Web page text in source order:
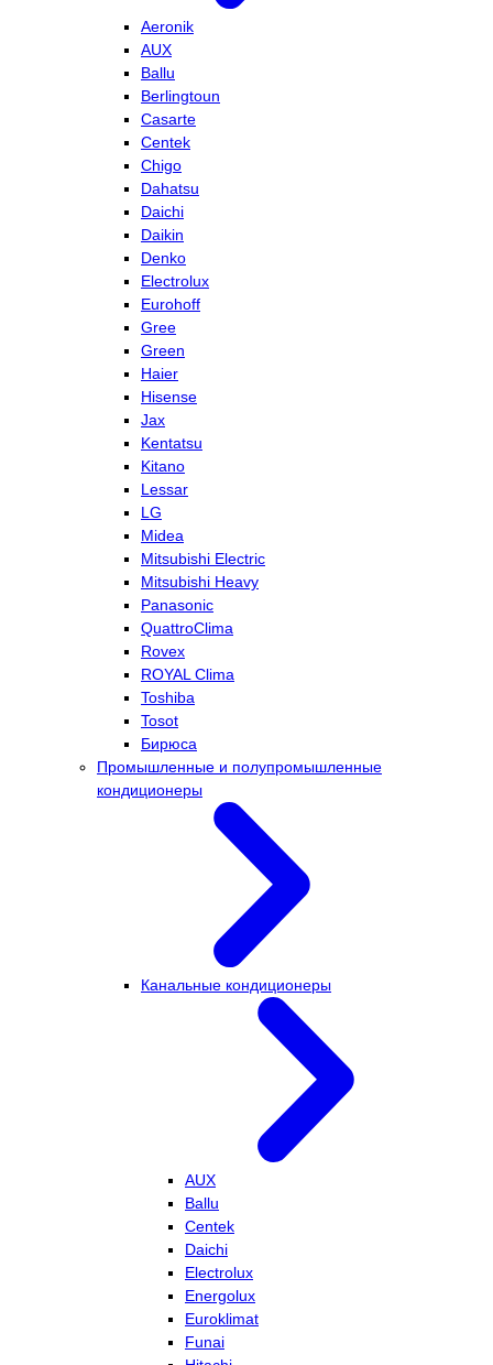
Aeronik
AUX
Ballu
Berlingtoun
Casarte
Centek
Chigo
Dahatsu
Daichi
Daikin
Denko
Electrolux
Eurohoff
Gree
Green
Haier
Hisense
Jax
Kentatsu
Kitano
Lessar
LG
Midea
Mitsubishi Electric
Mitsubishi Heavy
Panasonic
QuattroClima
Rovex
ROYAL Clima
Toshiba
Tosot
Бирюса
Промышленные и полупромышленные
кондиционеры
Канальные кондиционеры
AUX
Ballu
Centek
Daichi
Electrolux
Energolux
Euroklimat
Funai